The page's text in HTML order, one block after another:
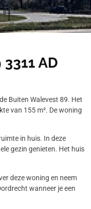
AD
Buiten Walevest 89. Het
van 155 m². De woning
in huis. In deze
gezin genieten. Het huis
deze woning en neem
wanneer je een